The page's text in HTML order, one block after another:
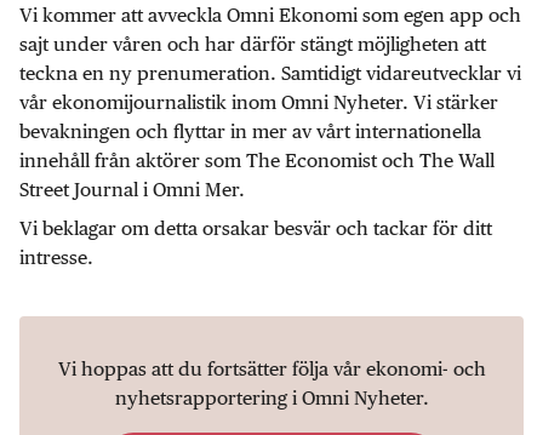
Vi kommer att avveckla Omni Ekonomi som egen app och
sajt under våren och har därför stängt möjligheten att
teckna en ny prenumeration. Samtidigt vidareutvecklar vi
vår ekonomijournalistik inom Omni Nyheter. Vi stärker
bevakningen och flyttar in mer av vårt internationella
innehåll från aktörer som The Economist och The Wall
Street Journal i Omni Mer.
Vi beklagar om detta orsakar besvär och tackar för ditt
intresse.
Vi hoppas att du fortsätter följa vår ekonomi- och
nyhetsrapportering i Omni Nyheter.